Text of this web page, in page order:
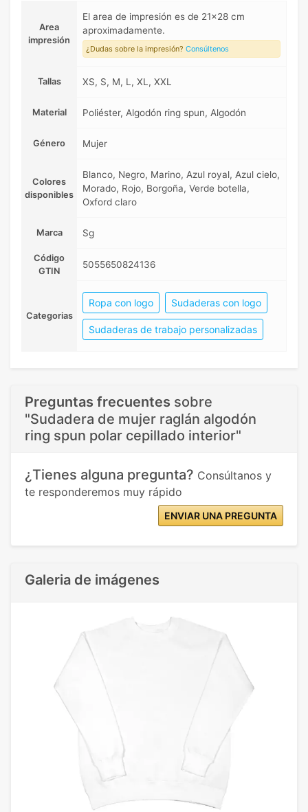
Area
impresión
El area de impresión es de 21x28 cm
aproximadamente.
¿Dudas sobre la impresión? Consúltenos
Tallas XS, S, M, L, XL, XXL
Material Poliéster, Algodón ring spun, Algodón
Género Mujer
Colores
disponibles
Blanco, Negro, Marino, Azul royal, Azul cielo,
Morado, Rojo, Borgoña, Verde botella,
Oxford claro
Marca Sg
Código
GTIN
5055650824136
Categorias
Ropa con logo Sudaderas con logo
Sudaderas de trabajo personalizadas
Preguntas frecuentes sobre
"Sudadera de mujer raglán algodón
ring spun polar cepillado interior"
¿Tienes alguna pregunta? Consúltanos y
te responderemos muy rápido
ENVIAR UNA PREGUNTA
Galeria de imágenes